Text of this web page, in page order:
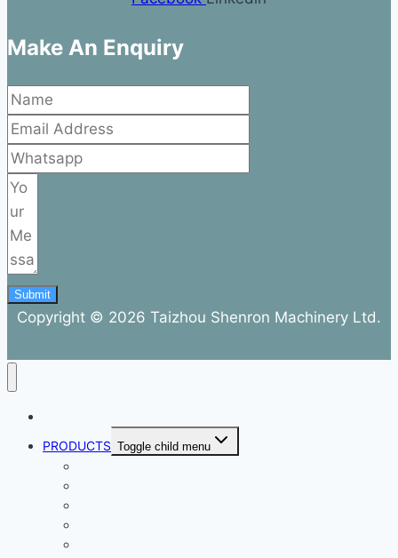
Make An Enquiry
Submit
Copyright © 2026 Taizhou Shenron Machinery Ltd.
PRODUCTS Toggle child menu